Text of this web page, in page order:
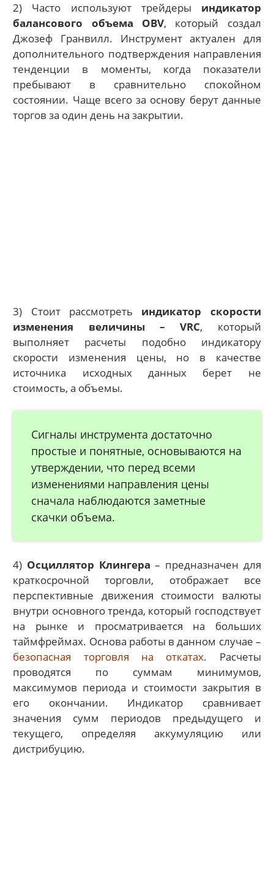
2) Часто используют трейдеры индикатор
балансового объема OBV, который создал
Джозеф Гранвилл. Инструмент актуален для
дополнительного подтверждения направления
тенденции в моменты, когда показатели
пребывают в сравнительно спокойном
состоянии. Чаще всего за основу берут данные
торгов за один день на закрытии.
3) Стоит рассмотреть индикатор скорости
изменения величины – VRC, который
выполняет расчеты подобно индикатору
скорости изменения цены, но в качестве
источника исходных данных берет не
стоимость, а объемы.
Сигналы инструмента достаточно
простые и понятные, основываются на
утверждении, что перед всеми
изменениями направления цены
сначала наблюдаются заметные
скачки объема.
4) Осциллятор Клингера – предназначен для
краткосрочной торговли, отображает все
перспективные движения стоимости валюты
внутри основного тренда, который господствует
на рынке и просматривается на больших
таймфреймах. Основа работы в данном случае –
безопасная торговля на откатах. Расчеты
проводятся по суммам минимумов,
максимумов периода и стоимости закрытия в
его окончании. Индикатор сравнивает
значения сумм периодов предыдущего и
текущего, определяя аккумуляцию или
дистрибуцию.